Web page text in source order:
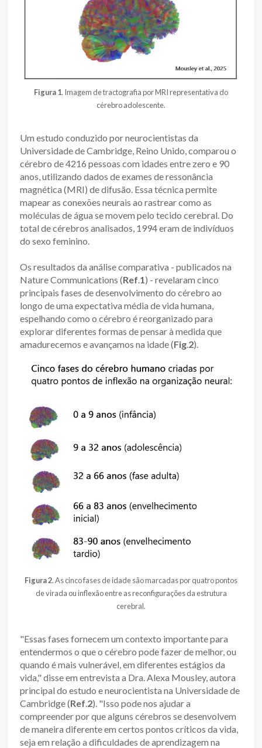
Figura 1. Imagem de tractografia por MRI representativa do
cérebro adolescente.
Um estudo conduzido por neurocientistas da
Universidade de Cambridge, Reino Unido, comparou o
cérebro de 4216 pessoas com idades entre zero e 90
anos, utilizando dados de exames de ressonância
magnética (MRI) de difusão. Essa técnica permite
mapear as conexões neurais ao rastrear como as
moléculas de água se movem pelo tecido cerebral. Do
total de cérebros analisados, 1994 eram de indivíduos
do sexo feminino.
Os resultados da análise comparativa - publicados na
Nature Communications (Ref.1) - revelaram cinco
principais fases de desenvolvimento do cérebro ao
longo de uma expectativa média de vida humana,
espelhando como o cérebro é reorganizado para
explorar diferentes formas de pensar à medida que
amadurecemos e avançamos na idade (Fig.2).
Figura 2. As cinco fases de idade são marcadas por quatro pontos
de virada ou inflexão entre as reconfigurações da estrutura
cerebral.
"Essas fases fornecem um contexto importante para
entendermos o que o cérebro pode fazer de melhor, ou
quando é mais vulnerável, em diferentes estágios da
vida," disse em entrevista a Dra. Alexa Mousley, autora
principal do estudo e neurocientista na Universidade de
Cambridge (Ref.2). "Isso pode nos ajudar a
compreender por que alguns cérebros se desenvolvem
de maneira diferente em certos pontos críticos da vida,
seja em relação a dificuldades de aprendizagem na